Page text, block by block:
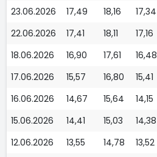
23.06.2026
17,49 18,16 17,34
22.06.2026
17,41 18,11 17,16
18.06.2026
16,90 17,61 16,48
17.06.2026
15,57 16,80 15,41
16.06.2026
14,67 15,64 14,15
15.06.2026
14,41 15,03 14,38
12.06.2026
13,55 14,78 13,52